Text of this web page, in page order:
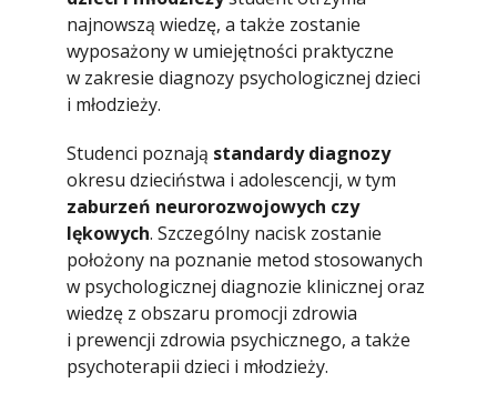
najnowszą wiedzę, a także zostanie
wyposażony w umiejętności praktyczne
w zakresie diagnozy psychologicznej dzieci
i młodzieży.
Studenci poznają standardy diagnozy
okresu dzieciństwa i adolescencji, w tym
zaburzeń neurorozwojowych czy
lękowych. Szczególny nacisk zostanie
położony na poznanie metod stosowanych
w psychologicznej diagnozie klinicznej oraz
wiedzę z obszaru promocji zdrowia
i prewencji zdrowia psychicznego, a także
psychoterapii dzieci i młodzieży.